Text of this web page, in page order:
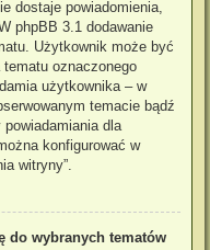
dostaje powiadomienia,
phpBB 3.1 dodawanie
Użytkownik może być
oznaczonego
użytkownika – w
temacie bądź
dla
konfigurować w
witryny”.
do wybranych tematów